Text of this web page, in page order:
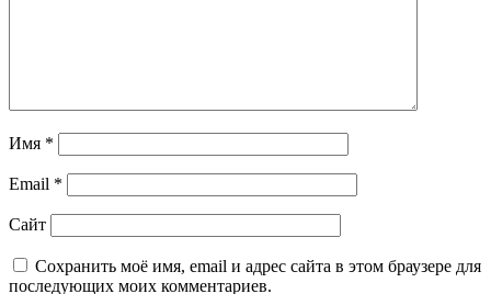
Имя *
Email *
Сайт
Сохранить моё имя, email и адрес сайта в этом браузере для
последующих моих комментариев.